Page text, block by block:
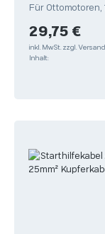
Für Ottomotoren,
Regulärer
29,75 €
inkl. MwSt. zzgl.
Inhalt: